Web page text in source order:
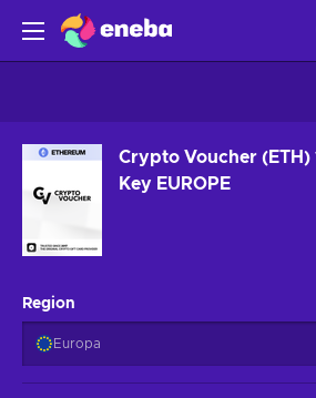
Crypto Voucher (ETH)
Key EUROPE
Region
Europa